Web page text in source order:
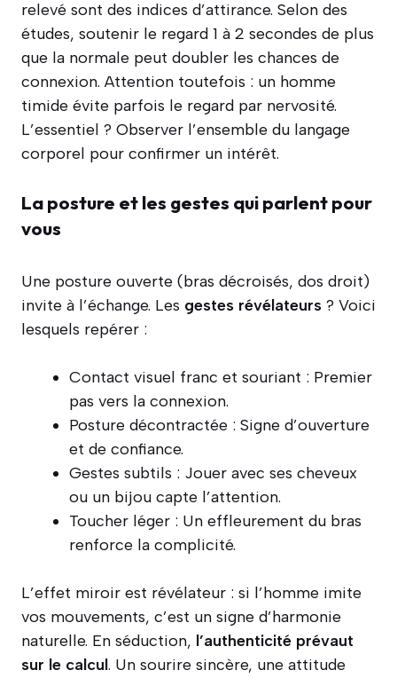
relevé sont des indices d’attirance. Selon des
études, soutenir le regard 1 à 2 secondes de plus
que la normale peut doubler les chances de
connexion. Attention toutefois : un homme
timide évite parfois le regard par nervosité.
L’essentiel ? Observer l’ensemble du langage
corporel pour confirmer un intérêt.
La posture et les gestes qui parlent pour
vous
Une posture ouverte (bras décroisés, dos droit)
invite à l’échange. Les gestes révélateurs ? Voici
lesquels repérer :
Contact visuel franc et souriant : Premier
pas vers la connexion.
Posture décontractée : Signe d’ouverture
et de confiance.
Gestes subtils : Jouer avec ses cheveux
ou un bijou capte l’attention.
Toucher léger : Un effleurement du bras
renforce la complicité.
L’effet miroir est révélateur : si l’homme imite
vos mouvements, c’est un signe d’harmonie
naturelle. En séduction, l’authenticité prévaut
sur le calcul. Un sourire sincère, une attitude